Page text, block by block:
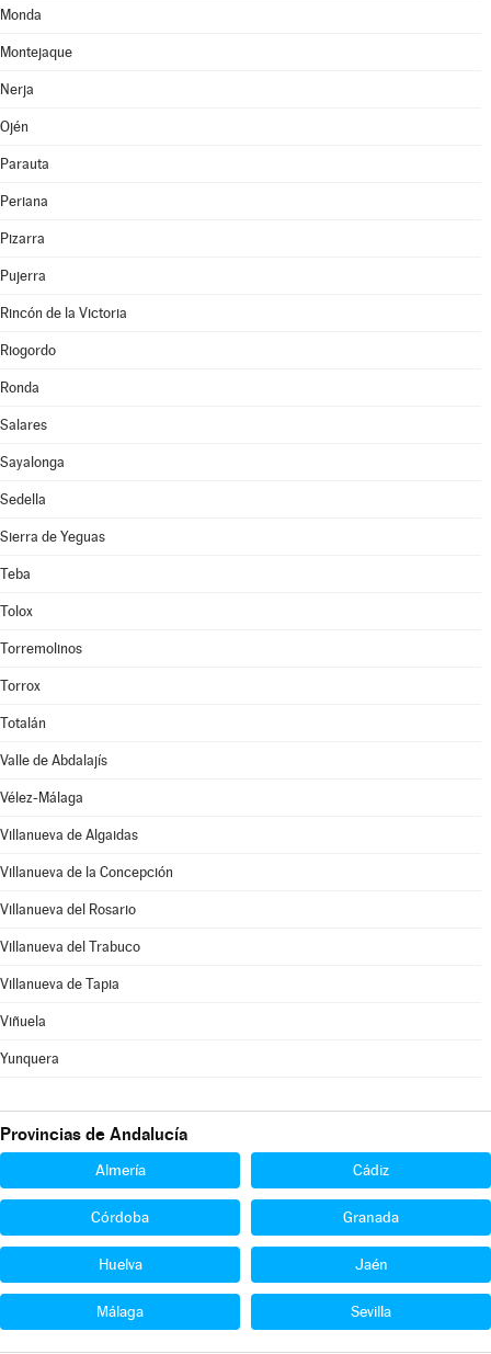
Monda
Montejaque
Nerja
Ojén
Parauta
Periana
Pizarra
Pujerra
Rincón de la Victoria
Riogordo
Ronda
Salares
Sayalonga
Sedella
Sierra de Yeguas
Teba
Tolox
Torremolinos
Torrox
Totalán
Valle de Abdalajís
Vélez-Málaga
Villanueva de Algaidas
Villanueva de la Concepción
Villanueva del Rosario
Villanueva del Trabuco
Villanueva de Tapia
Viñuela
Yunquera
Provincias de Andalucía
Almería Cádiz
Córdoba Granada
Huelva Jaén
Málaga Sevilla